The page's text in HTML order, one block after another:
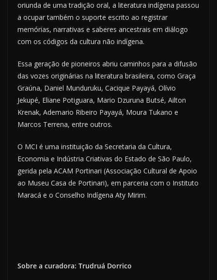
oriunda de uma tradição oral, a literatura indígena passou
a ocupar também o suporte escrito ao registrar
memórias, narrativas e saberes ancestrais em diálogo
com os códigos da cultura não indígena.
Essa geração de pioneiros abriu caminhos para a difusão
das vozes originárias na literatura brasileira, como Graça
Graúna, Daniel Munduruku, Cacique Payayá, Olívio
Jekupé, Eliane Potiguara, Mario Dzuruna Butsé, Ailton
Krenak, Ademario Ribeiro Payayá, Moura Tukano e
Marcos Terrena, entre outros.
O MCI é uma instituição da Secretaria da Cultura,
Economia e Indústria Criativas do Estado de São Paulo,
gerida pela ACAM Portinari (Associação Cultural de Apoio
ao Museu Casa de Portinari), em parceria com o Instituto
Maracá e o Conselho Indígena Aty Mirim.
Sobre a curadora: Trudruá Dorrico